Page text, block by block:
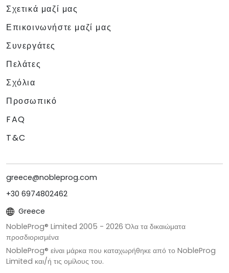
Σχετικά μαζί μας
Επικοινωνήστε μαζί μας
Συνεργάτες
Πελάτες
Σχόλια
Προσωπικό
FAQ
T&C
greece@nobleprog.com
+30 6974802462
Greece
NobleProg® Limited 2005 - 2026 Όλα τα δικαιώματα
προσδιορισμένα
NobleProg® είναι μάρκα που καταχωρήθηκε από το NobleProg
Limited και/ή τις ομίλους του.